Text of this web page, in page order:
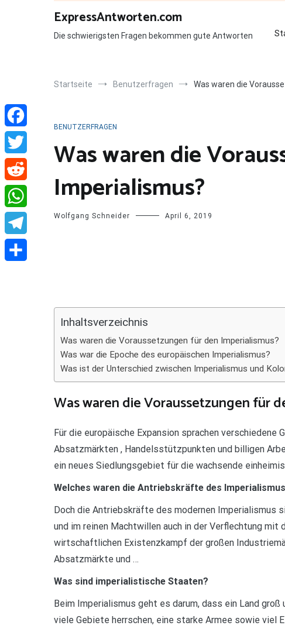
ExpressAntworten.com
Die schwierigsten Fragen bekommen gute Antworten
Startseite Benutzerfragen Was waren die
BENUTZERFRAGEN
Was waren die
Imperialismus?
Wolfgang Schneider April 6, 2019
Inhaltsverzeichnis
Was waren die Voraussetzungen für den Imperialismus?
Was war die Epoche des europäischen Imperialismus?
Was ist der Unterschied zwischen Imperialismus und
Was waren die Voraussetzungen für
Für die europäische Expansion sprachen
Absatzmärkten , Handelsstützpunkten und billigen
ein neues Siedlungsgebiet für die wachsende
Welches waren die Antriebskräfte des
Doch die Antriebskräfte des modernen Imperialismus
und im reinen Machtwillen auch in der Verflechtung mit
wirtschaftlichen Existenzkampf der großen
Absatzmärkte und …
Was sind imperialistische Staaten?
Beim Imperialismus geht es darum, dass ein Land
viele Gebiete herrschen, eine starke Armee sowie viel
Facebook
Twitter
Reddit
WhatsApp
Telegram